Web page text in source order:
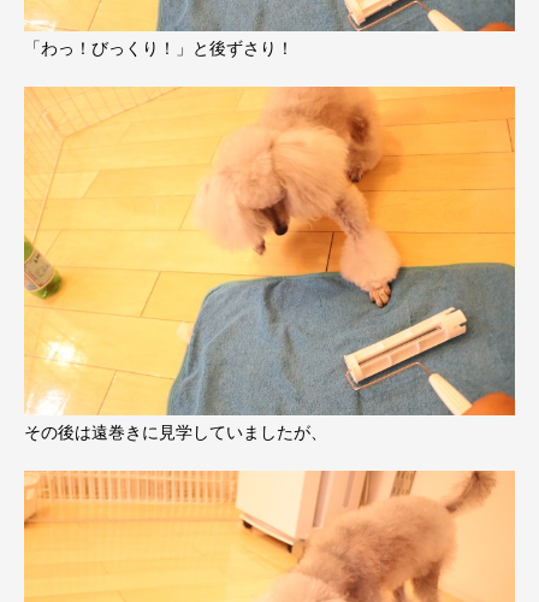
「わっ！びっくり！」と後ずさり！
その後は遠巻きに見学していましたが、